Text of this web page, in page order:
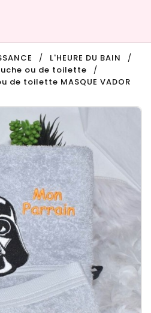
L'HEURE DU BAIN
ou de toilette
de toilette MASQUE VADOR